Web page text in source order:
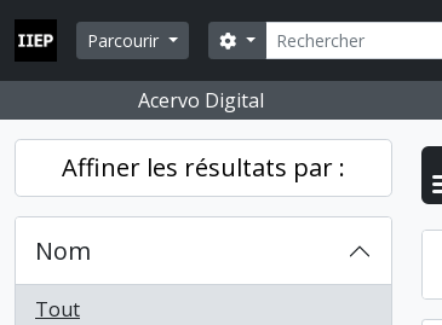
Skip to main content
Parcourir
Rechercher
Search options
Acervo Digital
Affiner les résultats par :
Nom
Tout